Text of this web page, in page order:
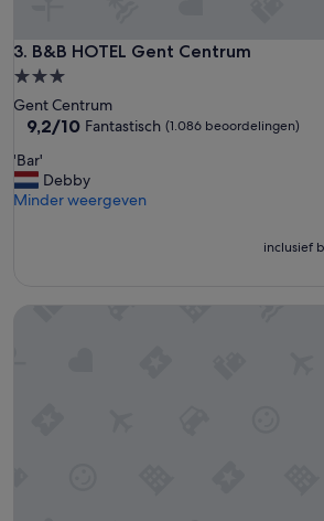
3. B&B HOTEL Gent Centrum
B&B HOTEL Gent Centrum
3.0-
sterrenaccommodatie
Gent Centrum
9.2
10,
Fantastisch,
(1.086
9,2/10 Fantastisch (1.086 beoordelingen)
'
B
a
'Bar'
Debby
Minder weergeven
inclusief